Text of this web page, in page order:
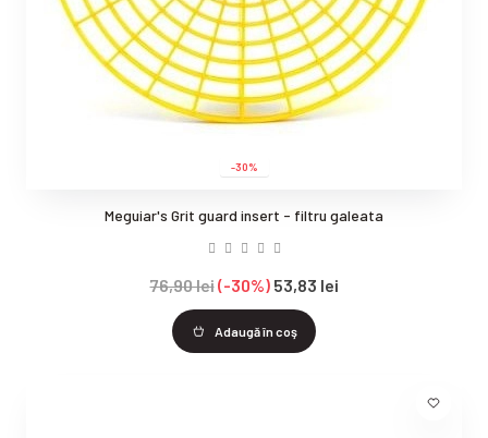
-30%
Meguiar's Grit guard insert - filtru galeata
76,90 lei -30% 53,83 lei
Adaugă în coş